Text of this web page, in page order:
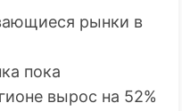
рынки в
пока
вырос на 52%